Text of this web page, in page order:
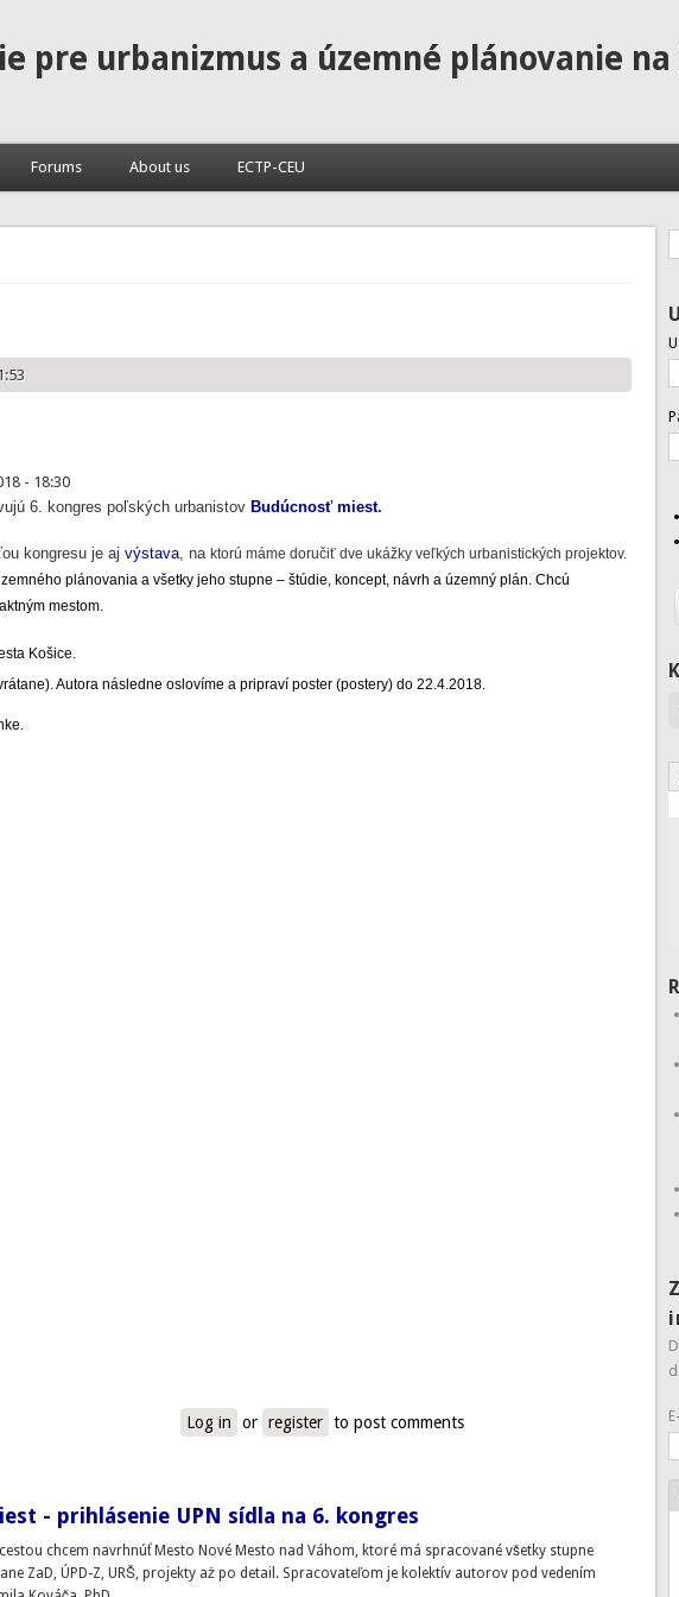
pre urbanizmus a územné plánovanie na
Forums About us ECTP-CEU
- 18:30
6. kongres poľských urbanistov Budúcnosť miest.
kongresu je aj výstava, na ktorú máme doručiť dve ukážky veľkých urbanistických projektov.
plánovania a všetky jeho stupne – štúdie, koncept, návrh a územný plán. Chcú
mestom.
Košice.
Autora následne oslovíme a pripraví poster (postery) do 22.4.2018.
Log in or register to post comments
- prihlásenie UPN sídla na 6. kongres
chcem navrhnúť Mesto Nové Mesto nad Váhom, ktoré má spracované všetky stupne
ZaD, ÚPD-Z, URŠ, projekty až po detail. Spracovateľom je kolektív autorov pod vedením